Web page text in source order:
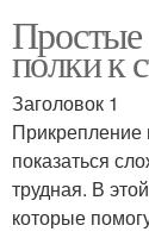
Простые
полки к
Заголовок 1
Прикрепление
показаться
трудная. В
которые